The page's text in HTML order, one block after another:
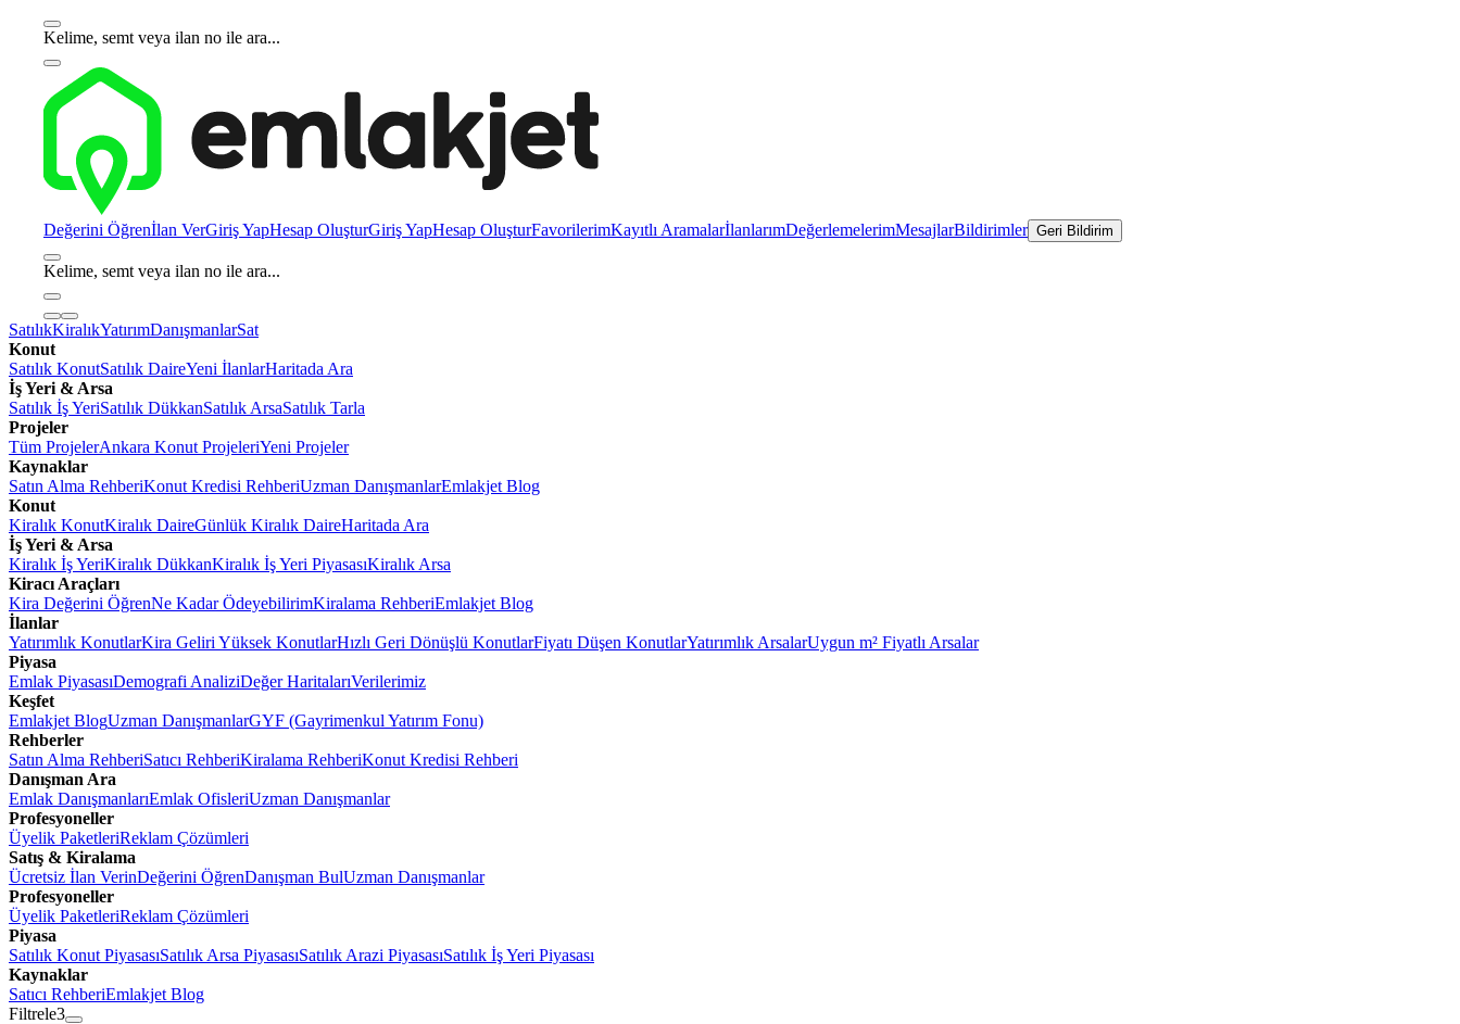
Kelime, semt veya ilan no ile ara...
Değerini Öğrenİlan VerGiriş YapHesap OluşturGiriş YapHesap OluşturFavorilerimKayıtlı AramalarİlanlarımDeğerlemelerimMesajlarBildirimler Geri Bildirim
Kelime, semt veya ilan no ile ara...
SatılıkKiralıkYatırımDanışmanlarSat
Konut
Satılık KonutSatılık DaireYeni İlanlarHaritada Ara
İş Yeri & Arsa
Satılık İş YeriSatılık DükkanSatılık ArsaSatılık Tarla
Projeler
Tüm ProjelerAnkara Konut ProjeleriYeni Projeler
Kaynaklar
Satın Alma RehberiKonut Kredisi RehberiUzman DanışmanlarEmlakjet Blog
Konut
Kiralık KonutKiralık DaireGünlük Kiralık DaireHaritada Ara
İş Yeri & Arsa
Kiralık İş YeriKiralık DükkanKiralık İş Yeri PiyasasıKiralık Arsa
Kiracı Araçları
Kira Değerini ÖğrenNe Kadar ÖdeyebilirimKiralama RehberiEmlakjet Blog
İlanlar
Yatırımlık KonutlarKira Geliri Yüksek KonutlarHızlı Geri Dönüşlü KonutlarFiyatı Düşen KonutlarYatırımlık ArsalarUygun m² Fiyatlı Arsalar
Piyasa
Emlak PiyasasıDemografi AnaliziDeğer HaritalarıVerilerimiz
Keşfet
Emlakjet BlogUzman DanışmanlarGYF (Gayrimenkul Yatırım Fonu)
Rehberler
Satın Alma RehberiSatıcı RehberiKiralama RehberiKonut Kredisi Rehberi
Danışman Ara
Emlak DanışmanlarıEmlak OfisleriUzman Danışmanlar
Profesyoneller
Üyelik PaketleriReklam Çözümleri
Satış & Kiralama
Ücretsiz İlan VerinDeğerini ÖğrenDanışman BulUzman Danışmanlar
Profesyoneller
Üyelik PaketleriReklam Çözümleri
Piyasa
Satılık Konut PiyasasıSatılık Arsa PiyasasıSatılık Arazi PiyasasıSatılık İş Yeri Piyasası
Kaynaklar
Satıcı RehberiEmlakjet Blog
Filtrele3